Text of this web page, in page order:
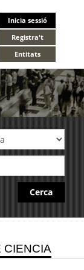
Inicia sessió
Registra't
Entitats
Cerca
CIENCIA